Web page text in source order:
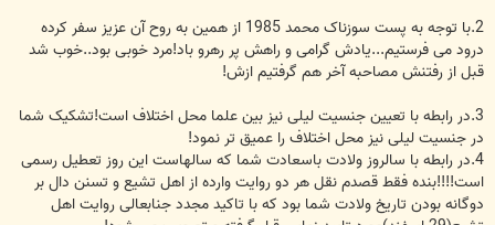
2.با توجه به پست سوزناک محمد 1985 از همین به روح آن عزیز سفر کرده
درود می فرستیم...یادش گرامی و راهش پر رهرو باد!مرد خوبی بود..خوب شد
قبل از رفتنش مصاحبه آخر هم گرفتیم ازش!
3.در رابطه با تعیین جنسیت لیلی نیز بین علما محل اختلاف است!تشکیک شما
در جنسیت لیلی نیز محل اختلاف را عمیق تر نمود!
4.در رابطه با سالروز ولادت باسعادت شما که سالهاست این روز تعطیل رسمی
است!!!!بنده فقط قصدم نقل هر دو روایت وارده از اهل تشیع و تسنن دال بر
دوگانه بودن تاریخ ولادت شما بود که با تاکید مجدد جنابعالی روایت اهل